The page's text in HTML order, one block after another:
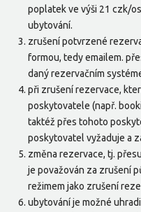
poplatek ve výši 21 czk/
ubytování.
zrušení potvrzené
formou, tedy emailem.
daný rezervačním
při zrušení rezervace,
poskytovatele (např.
taktéž přes tohoto
poskytovatel vyžaduje a
změna rezervace, tj.
je považován za zrušení
režimem jako zrušení
ubytování je možné